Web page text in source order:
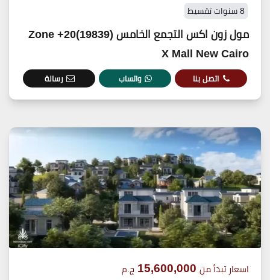
8 سنوات تقسيط
مول زون اكس التجمع الخامس (19839)20+ Zone
X Mall New Cairo
اتصل بنا واتساب رسالة
اسعار تبدأ من 15,600,000 ج.م